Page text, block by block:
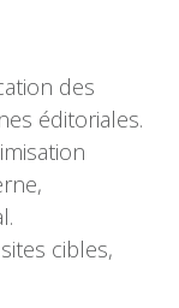
des
éditoriales.
cibles,